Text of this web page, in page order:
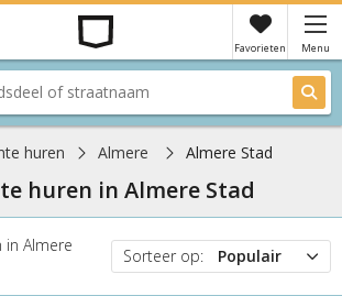
Favorieten Menu
favorieten ×
huren Almere Almere Stad
huren in Almere Stad
in Almere
Sorteer op:
Populair